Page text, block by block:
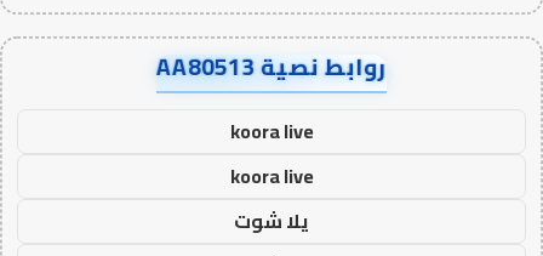
روابط نصية AA80513
koora live
koora live
يلا شوت